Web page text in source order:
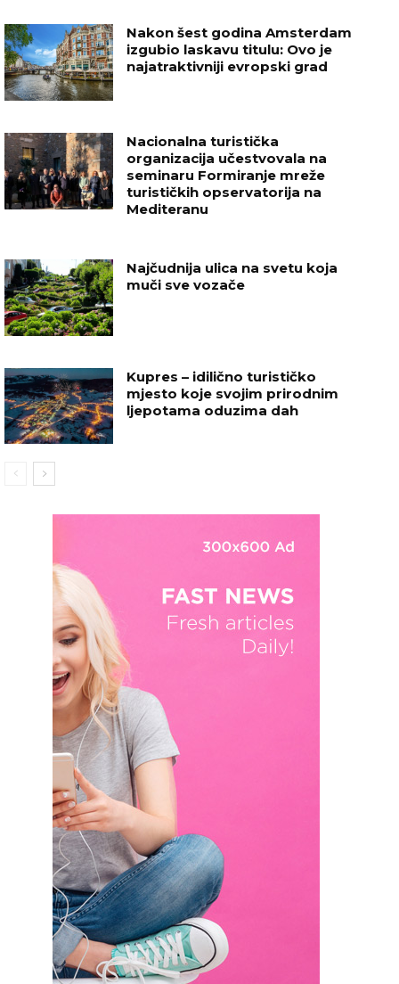
Nakon šest godina Amsterdam
izgubio laskavu titulu: Ovo je
najatraktivniji evropski grad
Nacionalna turistička
organizacija učestvovala na
seminaru Formiranje mreže
turističkih opservatorija na
Mediteranu
Najčudnija ulica na svetu koja
muči sve vozače
Kupres – idilično turističko
mjesto koje svojim prirodnim
ljepotama oduzima dah